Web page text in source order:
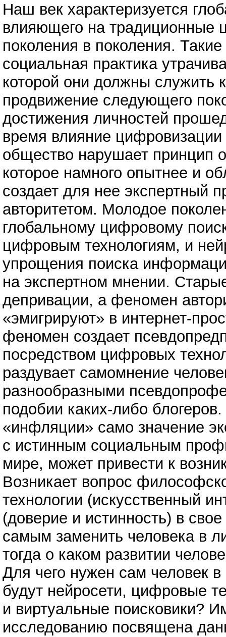
Наш век характеризуется
влияющего на традиционные
поколения в поколения. Такие
социальная практика
которой они должны служить
продвижение следующего
достижения личностей
время влияние
общество нарушает принцип
которое намного опытнее и
создает для нее экспертный
авторитетом. Молодое
глобальному цифровому
цифровым технологиям, и
упрощения поиска
на экспертном мнении.
депривации, а феномен
«эмигрируют» в интернет-
феномен создает
посредством цифровых
раздувает самомнение
разнообразными
подобии каких-либо
«инфляции» само значение
с истинным социальным
мире, может привести к
Возникает вопрос
технологии (искусственный
(доверие и истинность) в
самым заменить человека в
тогда о каком развитии
Для чего нужен сам человек в
будут нейросети, цифровые
и виртуальные поисковики?
исследованию посвящена